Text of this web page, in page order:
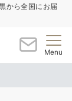
から全国にお届
Menu